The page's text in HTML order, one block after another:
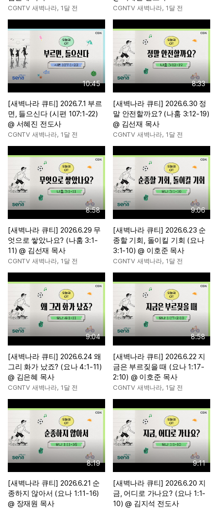
CGNTV 새벽나라, 1달 전 CGNTV 새벽나라, 1달 전
10:45
[새벽나라 큐티] 2026.7.1 부르
면, 들으신다 (시편 107:1-22)
@ 서혜진 전도사
CGNTV 새벽나라, 1달 전
8:33
[새벽나라 큐티] 2026.6.30 정
말 안전할까요? (나훔 3:12-19)
@ 김선재 목사
CGNTV 새벽나라, 1달 전
8:58
[새벽나라 큐티] 2026.6.29 무
엇으로 쌓았나요? (나훔 3:1-
11) @ 김선재 목사
CGNTV 새벽나라, 1달 전
9:06
[새벽나라 큐티] 2026.6.23 순
종할 기회, 돌이킬 기회 (요나
3:1-10) @ 이호준 목사
CGNTV 새벽나라, 1달 전
9:04
[새벽나라 큐티] 2026.6.24 왜
그리 화가 났죠? (요나 4:1-11)
@ 김은혜 목사
CGNTV 새벽나라, 1달 전
8:58
[새벽나라 큐티] 2026.6.22 지
금은 부르짖을 때 (요나 1:17-
2:10) @ 이호준 목사
CGNTV 새벽나라, 1달 전
8:19
[새벽나라 큐티] 2026.6.21 순
종하지 않아서 (요나 1:11-16)
@ 장재원 목사
9:11
[새벽나라 큐티] 2026.6.20 지
금, 어디로 가나요? (요나 1:1-
10) @ 김지석 전도사